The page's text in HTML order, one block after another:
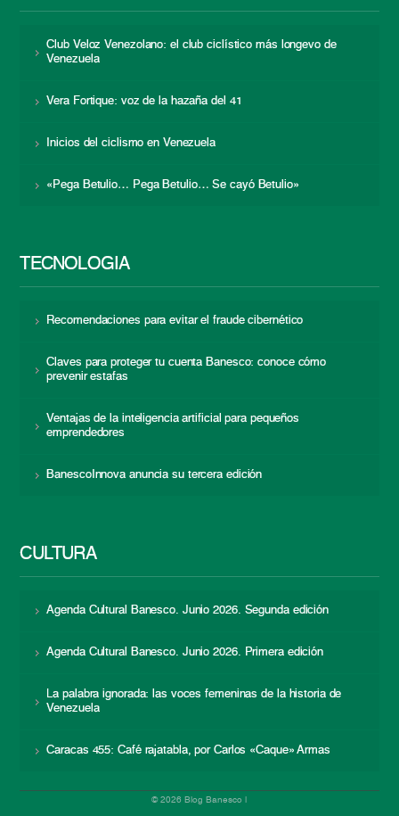
Club Veloz Venezolano: el club ciclístico más longevo de
Venezuela
Vera Fortique: voz de la hazaña del 41
Inicios del ciclismo en Venezuela
«Pega Betulio… Pega Betulio… Se cayó Betulio»
TECNOLOGÍA
Recomendaciones para evitar el fraude cibernético
Claves para proteger tu cuenta Banesco: conoce cómo
prevenir estafas
Ventajas de la inteligencia artificial para pequeños
emprendedores
BanescoInnova anuncia su tercera edición
CULTURA
Agenda Cultural Banesco. Junio 2026. Segunda edición
Agenda Cultural Banesco. Junio 2026. Primera edición
La palabra ignorada: las voces femeninas de la historia de
Venezuela
Caracas 455: Café rajatabla, por Carlos «Caque» Armas
© 2026 Blog Banesco |